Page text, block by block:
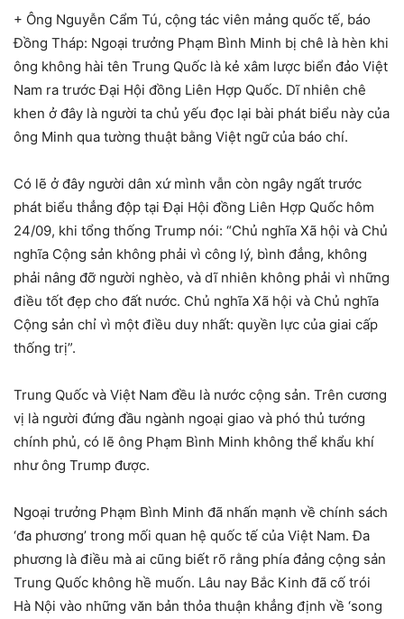
+ Ông Nguyễn Cẩm Tú, cộng tác viên mảng quốc tế, báo
Đồng Tháp: Ngoại trưởng Phạm Bình Minh bị chê là hèn khi
ông không hài tên Trung Quốc là kẻ xâm lược biển đảo Việt
Nam ra trước Đại Hội đồng Liên Hợp Quốc. Dĩ nhiên chê
khen ở đây là người ta chủ yếu đọc lại bài phát biểu này của
ông Minh qua tường thuật bằng Việt ngữ của báo chí.
Có lẽ ở đây người dân xứ mình vẫn còn ngây ngất trước
phát biểu thẳng độp tại Đại Hội đồng Liên Hợp Quốc hôm
24/09, khi tổng thống Trump nói: “Chủ nghĩa Xã hội và Chủ
nghĩa Cộng sản không phải vì công lý, bình đẳng, không
phải nâng đỡ người nghèo, và dĩ nhiên không phải vì những
điều tốt đẹp cho đất nước. Chủ nghĩa Xã hội và Chủ nghĩa
Cộng sản chỉ vì một điều duy nhất: quyền lực của giai cấp
thống trị”.
Trung Quốc và Việt Nam đều là nước cộng sản. Trên cương
vị là người đứng đầu ngành ngoại giao và phó thủ tướng
chính phủ, có lẽ ông Phạm Bình Minh không thể khẩu khí
như ông Trump được.
Ngoại trưởng Phạm Bình Minh đã nhấn mạnh về chính sách
‘đa phương’ trong mối quan hệ quốc tế của Việt Nam. Đa
phương là điều mà ai cũng biết rõ rằng phía đảng cộng sản
Trung Quốc không hề muốn. Lâu nay Bắc Kinh đã cố trói
Hà Nội vào những văn bản thỏa thuận khẳng định về ‘song